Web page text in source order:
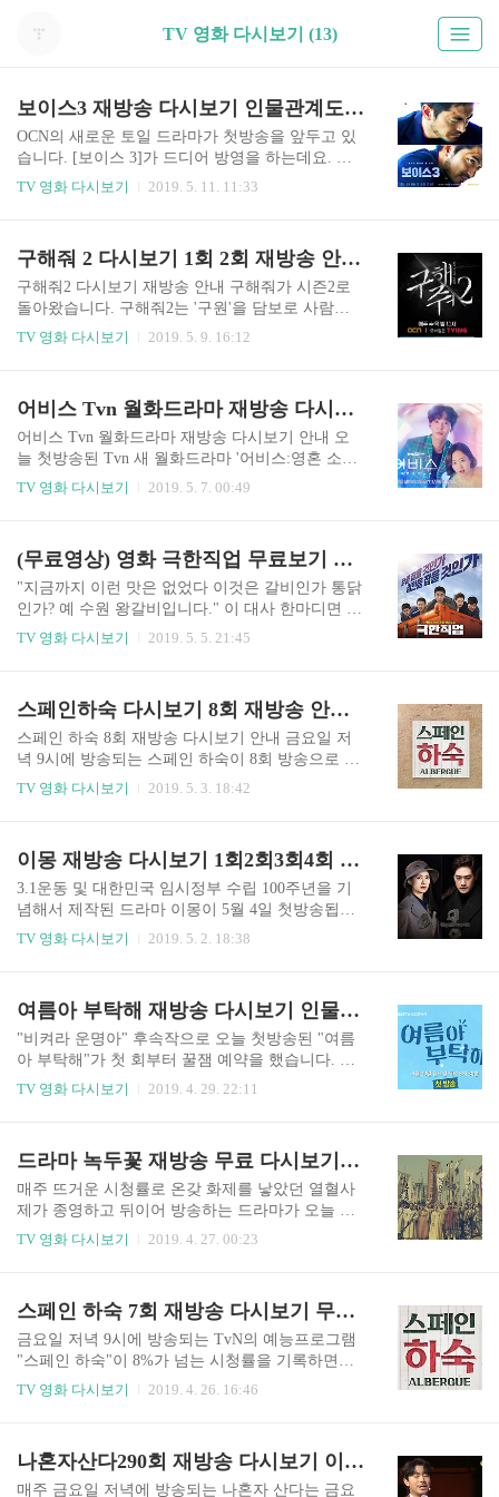
TV 영화 다시보기 (13)
보이스3 재방송 다시보기 인물관계도 몇부작 1회부터 강력한 스케일 이하나 김진욱 권율
OCN의 새로운 토일 드라마가 첫방송을 앞두고 있
습니다. [보이스 3]가 드디어 방영을 하는데요. 보
이스 3는 범죄현장의 골든타임을 사수하는 113 신
터 강렬한 인상을 줄 것을 예고하고 있습니다. 해당
방송은 지난방송 보기를 통해 무료로 시청이 가능
합니다. '보이스 프로파일링'이라는 독특한 소재로
작품성을 인정받은 보이스1에 이어 마지막까지 예
측 불가능한 전개와 파격적인 엔딩으로 OCN역사
니다. 보이스 시즌3는 시즌1과 시즌 2에 이어 보이
스 프로파일러 강권주와 ..
TV 영화 다시보기 2019. 5. 11. 11:33
구해줘 2 다시보기 1회 2회 재방송 안내 이솜 엄태구 한선화 출연 1회부터 정주행하세요
구해줘2 다시보기 재방송 안내 구해줘가 시즌2로
돌아왔습니다. 구해줘2는 '구원'을 담보로 사람들
을 현혹하는 의문의 남자 최경석과 홀로 그에게 대
터 이솜과 천호진의 열연으로 꽉 채웠다고 합니다.
구해줘2를 무료방송보기를 통해 시청하시기 바랍
니다. 첫방송에서는 각각의 캐릭터를 표현하는 배
우들의 연기가 돋보였습니다. 천호진은 시종 의뭉
스러운 모습을 보여줬고, 엄태구는 코믹함과 강렬
연기로 몰입도를 높였는데요. 2017년에 사이비 종
교를 소재로 쫄깃한 재미를 안기며 5%에..
TV 영화 다시보기 2019. 5. 9. 16:12
어비스 Tvn 월화드라마 재방송 다시보기 인물관계도 박보영 안효섭
어비스 Tvn 월화드라마 재방송 다시보기 안내 오
늘 첫방송된 Tvn 새 월화드라마 '어비스:영혼 소생
구슬'에서 서인국, 정소민이 영혼 소생 구슬로 안세
인생과 세상을 바로잡아가는 내용인데요. 첫방송
부터 김사랑 씨가 출연해서 화제가 되기도 했습니
다. 첫 회부터 못보신 분들은 다시보기를 통해 시청
하시기 바랍니다. 인물관계도와 줄거리는 아래에
서 확인해 주세요. 박보영의 출연작으로 화제를 모
합니다. 영혼 소생 구슬이라는 것을 통해서 생전과
전혀 다른 얼굴로 부활하는..
TV 영화 다시보기 2019. 5. 7. 00:49
(무료영상) 영화 극한직업 무료보기 다운로드 필요없어요 바로보기 가능
"지금까지 이런 맛은 없었다 이것은 갈비인가 통닭
인가? 예 수원 왕갈비입니다." 이 대사 한마디면 되
는 영화 "극한직업"은 한국영화 역사상 코미디 영
지 열흘이 좀 넘었는데 천 만명을 넘어서 경신이 될
것 같습니다. 사람마다 좋아하는 장르가 다를 수 있
지만 코미디는 전 연령층이 좋아하는 장르라고 할
수 있습니다. 아직까지 극한직업을 못보신 분들은
극장에서 보기 어렵기 때문에 다시보기를 통해 시
시기 바랍니다. 극한직업은 지난 1월 23일에 개봉
해서 극장가를 강타했습니다. ..
TV 영화 다시보기 2019. 5. 5. 21:45
스페인하숙 다시보기 8회 재방송 안내 13유로의 비밀 이케요 라인 대공개
스페인 하숙 8회 재방송 다시보기 안내 금요일 저
녁 9시에 방송되는 스페인 하숙이 8회 방송으로 시
청자들을 찾아왔습니다. 산티아고 순례길을 걷는
모습을 볼 수 있습니다. 매 회 꿀잼을 선사하는 스
페인 하숙은 무료 시청이 가능합니다. 지난 7회에
서는 7일장으로 쇼핑을 나선 차승원, 유해진, 배정
남의 모습을 봤는데요. 꿀맛 같은 외출을 하고 돌아
오자 알베르게에는 순례자들이 몰려들었습니다.
는데요. 순례자들이 지불하는 하숙 요금은 13유로
였습니다. 우리나라 돈으로 약 1만6천원..
TV 영화 다시보기 2019. 5. 3. 18:42
이몽 재방송 다시보기 1회2회3회4회 연속방송 바로가기 무료 인물관계도
3.1운동 및 대한민국 임시정부 수립 100주년을 기
념해서 제작된 드라마 이몽이 5월 4일 첫방송됩니
다. 이몽에는 이요원과 유지태가 주인공으로 나오
방송은 매주 토요일 저녁 9시5분에 4회 연속방송이
됩니다. 1회2회3회4회 시청을 원하시면 방송 바로
가기를 통해 시청하시기 바랍니다. 이몽은 일제 강
점기 조선을 배경으로 일본인 손에 자란 조선인 의
사 이영진과 무장한 비밀결사 의열단장 김원봉이
도는 다음과 같습니다. 허성태는 경찰로 나오고 조
복래는 의열단 단원으로 출연..
TV 영화 다시보기 2019. 5. 2. 18:38
여름아 부탁해 재방송 다시보기 인물관계도 몇부작 1회부터 정주행 이영은 윤선우 이채영 김사권 출연
"비켜라 운명아" 후속작으로 오늘 첫방송된 "여름
아 부탁해"가 첫 회부터 꿀잼 예약을 했습니다. 여
름아 부탁해는 핵가족을 넘어 1인 가구가 늘어나는
주 월요일부터 금요일 저녁 8시30분에 KBS1에서
시청이 가능합니다. 재방송과 다시보기는 아래를
통해 시청하시면 됩니다. 여름아 부탁해는 무엇보
다 난임부부, 입양아라는 소재를 담고 있어서 우리
시대의 진정한 가족애가 무엇인지 되돌아볼 수 있
게 시작했습니다. 일일드라마이기 때문에 가볍게
저녁식사를 마치고 가족과 함께 시..
TV 영화 다시보기 2019. 4. 29. 22:11
드라마 녹두꽃 재방송 무료 다시보기 안내 1회부터 정주행하세요 인물관계도 조정석 윤시윤
매주 뜨거운 시청률로 온갖 화제를 낳았던 열혈사
제가 종영하고 뒤이어 방송하는 드라마가 오늘 첫
방송을 했습니다. 바로 녹두꽃이라는 드라마인데
를 통해 만나보시기 바랍니다. 다시보기의 경우 무
료로 시청하는 방법을 안내해 드립니다. 녹두꽃이
첫 방송부터 강력한 몰입도와 함께 임팩트, 스케일
을 보여줬는데요. 무엇보다 배우들이 열연이 돋보
였습니다. 녹두꽃은 1894년 절망의 땅 전라도 고부
데, 곁을 지키는 이방 백가는 "세금 걷기 딱 좋은 날
씨"라고 합니다. 이름보다 거시기..
TV 영화 다시보기 2019. 4. 27. 00:23
스페인 하숙 7회 재방송 다시보기 무료 시청 안내 최고 시청률 차배진 트리오
금요일 저녁 9시에 방송되는 TvN의 예능프로그램
"스페인 하숙"이 8%가 넘는 시청률을 기록하면서
승승장구하고 있습니다. 삼시세끼로 함께했던 차
주고 있습니다. 본방송을 못보시는 분들은 다시보
기를 통해 무료로 시청하실 수 있습니다. 지난 주
TV 영화 다시보기 2019. 4. 26. 16:46
나혼자산다290회 재방송 다시보기 이시언 첫 팬미팅 헨리 바이올린경매 결과
매주 금요일 저녁에 방송되는 나혼자 산다는 금요